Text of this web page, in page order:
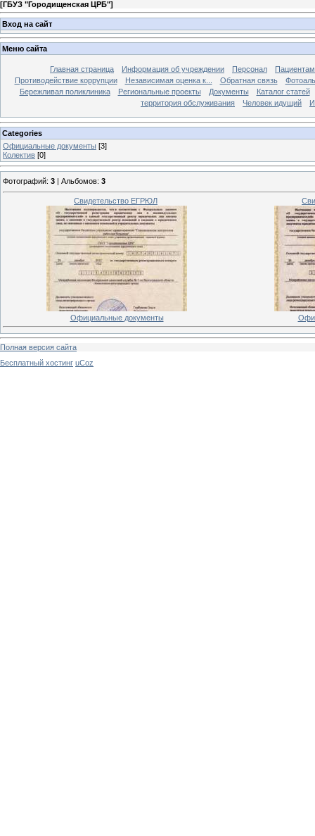
[ГБУЗ "Городищенская ЦРБ"]
Вход на сайт
Меню сайта
Главная страница Информация об учреждении Персонал
Пациентам
Противодействие коррупции
Независимая оценка к... Обратная связь
Бережливая поликлиника
Региональные проекты Документы
Каталог статей
территория обслуживания
Человек идущий
Categories
Официальные документы [3]
Колектив [0]
Фотографий: 3 | Альбомов: 3
Свидетельство ЕГРЮЛ
Официальные документы
Полная версия сайта
Бесплатный хостинг uCoz